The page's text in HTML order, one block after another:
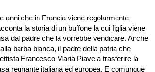
che in Francia viene regolarmente
la storia di un buffone la cui figlia viene
dal padre che la vorrebbe vendicare. Anche
barba bianca, il padre della patria che
Francesco Maria Piave a trasferire la
regnante italiana ed europea. E comunque